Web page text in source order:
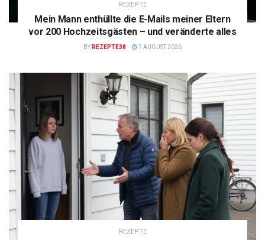
REZEPTE
Mein Mann enthüllte die E-Mails meiner Eltern
vor 200 Hochzeitsgästen – und veränderte alles
BY REZEPTE38 7 AUGUST 2026
REZEPTE